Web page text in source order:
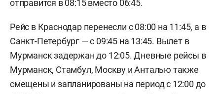
отправится в 08:15 вместо 06:45.
Рейс в Краснодар перенесли с 08:00 на 11:45, а в
Санкт-Петербург — с 09:45 на 13:45. Вылет в
Мурманск задержан до 12:05. Дневные рейсы в
Мурманск, Стамбул, Москву и Анталью также
смещены и запланированы на период с 12:00 до